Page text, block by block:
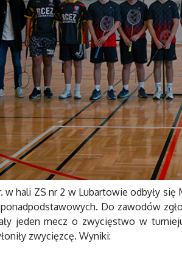
w hali ZS nr 2 w Lubartowie odbyły
Do zawodów
jeden mecz o zwycięstwo w
zwycięzcę. Wyniki: